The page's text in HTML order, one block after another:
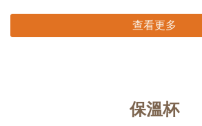
查看更多
保溫杯